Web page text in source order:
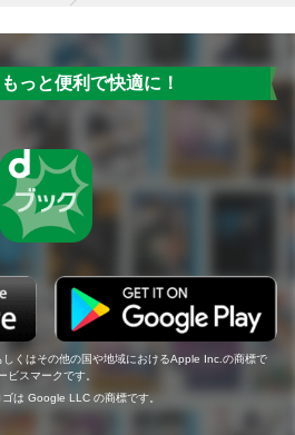
っと便利で快適に！
くはその他の国や地域におけるApple Inc.の商標で
スマークです。
は Google LLC の商標です。